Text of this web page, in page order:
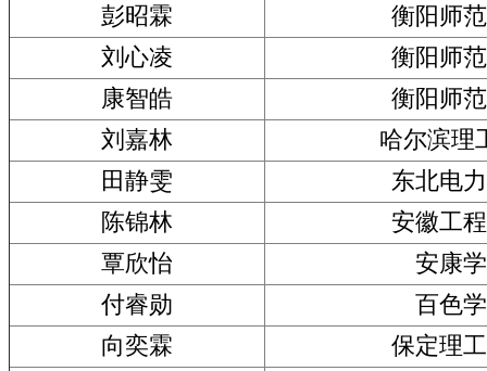
彭昭霖
衡阳师
刘心凌
衡阳师
康智皓
衡阳师
刘嘉林
哈尔滨理
田静雯
东北电
陈锦林
安徽工
覃欣怡
安康
付睿勋
百色
向奕霖
保定理